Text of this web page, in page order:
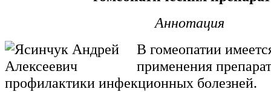
Аннотация
В гомеопатии
применения
профилактики инфекционных болезней.